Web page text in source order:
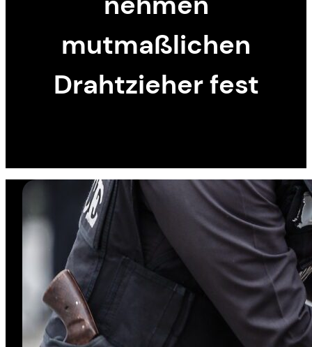
mutmaßlichen
Drahtzieher fest